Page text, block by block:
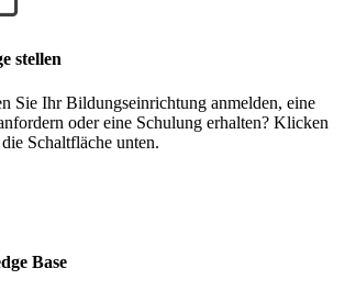
stellen
Sie Ihr Bildungseinrichtung anmelden, eine
oder eine Schulung erhalten? Klicken
Schaltfläche unten.
Base